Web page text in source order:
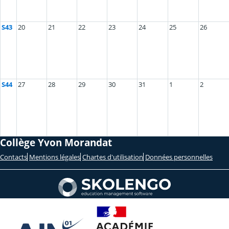
S43 20 21 22 23 24 25 26
S44 27 28 29 30 31 1 2
Collège Yvon Morandat
Contacts Mentions légales Chartes d'utilisation Données personnelles